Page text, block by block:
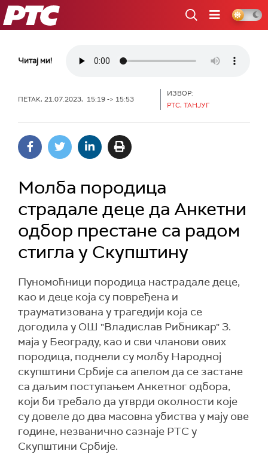
РТС
Читај ми!
ПЕТАК, 21.07.2023, 15:19 -> 15:53
ИЗВОР:
РТС, ТАНЈУГ
Молба породица
страдале деце да Анкетни
одбор престане са радом
стигла у Скупштину
Пуномоћници породица настрадале деце,
као и деце која су повређена и
трауматизована у трагедији која се
догодила у ОШ "Владислав Рибникар" 3.
маја у Београду, као и сви чланови ових
породица, поднели су молбу Народној
скупштини Србије са апелом да се застане
са даљим поступањем Анкетног одбора,
који би требало да утврди околности које
су довеле до два масовна убиства у мају ове
године, незванично сазнаје РТС у
Скупштини Србије.